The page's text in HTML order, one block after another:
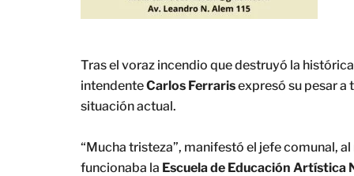
Tras el voraz incendio que destruyó la
intendenteCarlos Ferrarisexpresó su pesar a
situación actual.
“Mucha tristeza”, manifestó el jefe comunal,
funcionaba la Escuela de Educación Artística